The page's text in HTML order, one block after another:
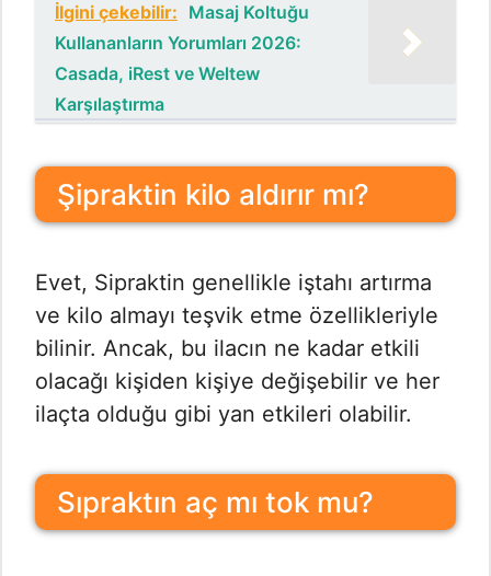
İlgini çekebilir: Masaj Koltuğu
Kullananların Yorumları 2026:
Casada, iRest ve Weltew
Karşılaştırma
Şipraktin kilo aldırır mı?
Evet, Sipraktin genellikle iştahı artırma
ve kilo almayı teşvik etme özellikleriyle
bilinir. Ancak, bu ilacın ne kadar etkili
olacağı kişiden kişiye değişebilir ve her
ilaçta olduğu gibi yan etkileri olabilir.
Sıpraktın aç mı tok mu?